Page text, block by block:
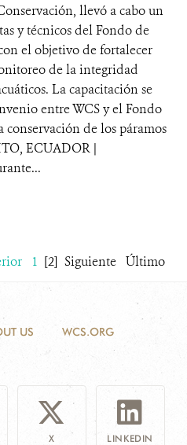
llevó a cabo un
y técnicos del Fondo de
el objetivo de fortalecer
de la integridad
La capacitación se
entre WCS y el Fondo
conservación de los páramos
ECUADOR |
1 [2] Siguiente Último
US WCS.ORG
X LINKEDIN